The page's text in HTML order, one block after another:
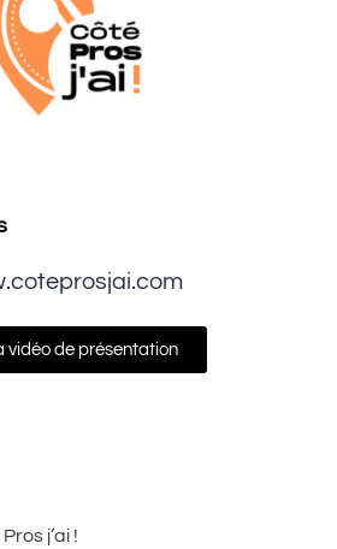
vidéo de présentation
j’ai !